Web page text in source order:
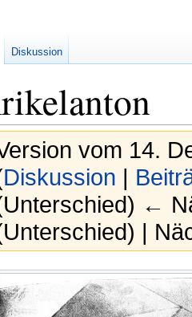
vom 14.
Diskussion |
←
|
Diskussion